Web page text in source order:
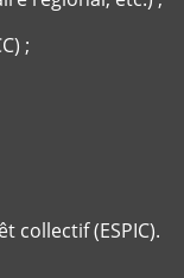
;
collectif (ESPIC).